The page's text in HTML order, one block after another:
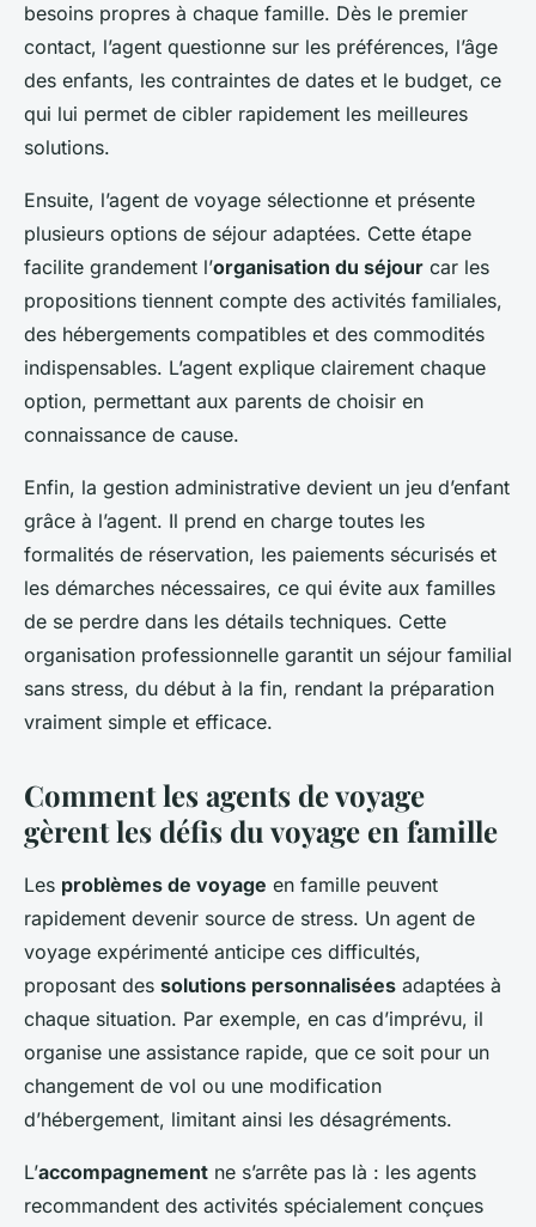
besoins propres à chaque famille. Dès le premier
contact, l’agent questionne sur les préférences, l’âge
des enfants, les contraintes de dates et le budget, ce
qui lui permet de cibler rapidement les meilleures
solutions.
Ensuite, l’agent de voyage sélectionne et présente
plusieurs options de séjour adaptées. Cette étape
facilite grandement l’organisation du séjour car les
propositions tiennent compte des activités familiales,
des hébergements compatibles et des commodités
indispensables. L’agent explique clairement chaque
option, permettant aux parents de choisir en
connaissance de cause.
Enfin, la gestion administrative devient un jeu d’enfant
grâce à l’agent. Il prend en charge toutes les
formalités de réservation, les paiements sécurisés et
les démarches nécessaires, ce qui évite aux familles
de se perdre dans les détails techniques. Cette
organisation professionnelle garantit un séjour familial
sans stress, du début à la fin, rendant la préparation
vraiment simple et efficace.
Comment les agents de voyage
gèrent les défis du voyage en famille
Les problèmes de voyage en famille peuvent
rapidement devenir source de stress. Un agent de
voyage expérimenté anticipe ces difficultés,
proposant des solutions personnalisées adaptées à
chaque situation. Par exemple, en cas d’imprévu, il
organise une assistance rapide, que ce soit pour un
changement de vol ou une modification
d’hébergement, limitant ainsi les désagréments.
L’accompagnement ne s’arrête pas là : les agents
recommandent des activités spécialement conçues